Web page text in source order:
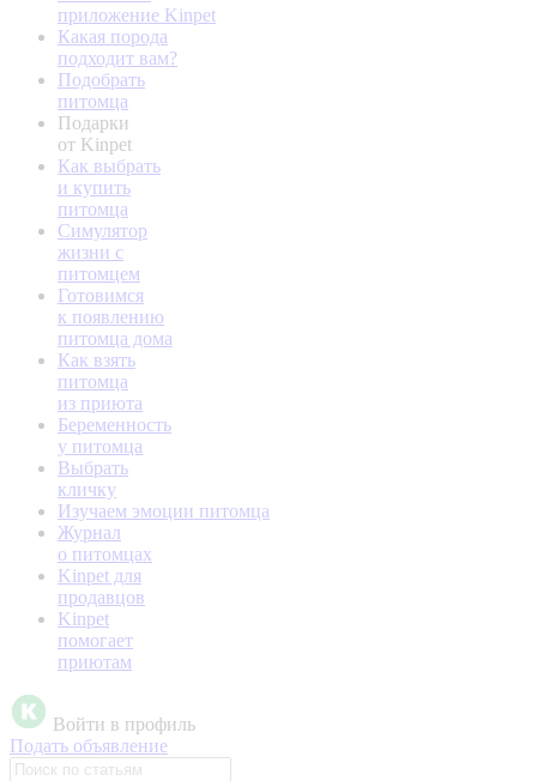
приложение Kinpet
Какая порода
подходит вам?
Подобрать
питомца
Подарки
от Kinpet
Как выбрать
и купить
питомца
Симулятор
жизни с
питомцем
Готовимся
к появлению
питомца дома
Как взять
питомца
из приюта
Беременность
у питомца
Выбрать
кличку
Изучаем эмоции питомца
Журнал
о питомцах
Kinpet для
продавцов
Kinpet
помогает
приютам
Войти в профиль
Подать объявление